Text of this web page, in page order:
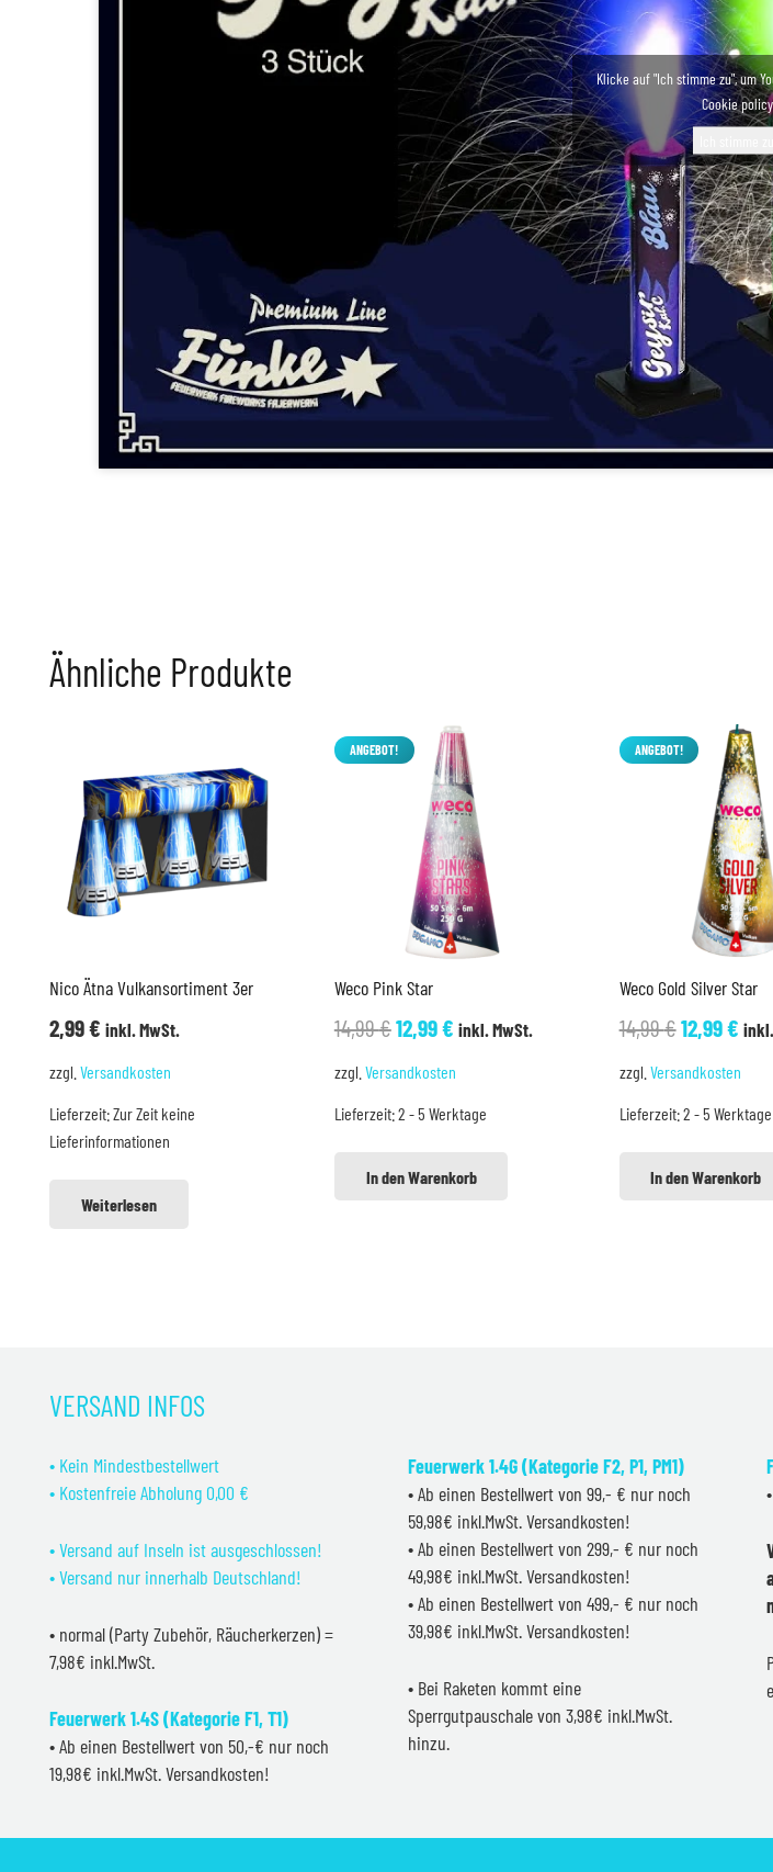
Klicke auf "Ich stimme zu", um
Cookie policy
Ähnliche Produkte
Nico Ätna Vulkansortiment 3er
2,99€ inkl. MwSt.
zzgl. Versandkosten
Lieferzeit:Zur Zeit keine
Lieferinformationen
Weiterlesen
ANGEBOT!
Weco Pink Star
14,99€Ursprünglicher
Preis
14,99 €
12,99€Aktueller
12,99 €.
inkl. MwSt.
zzgl. Versandkosten
Lieferzeit:2 - 5 Werktage
In den Warenkorb
ANGEBOT!
Weco Gold Silver Star
14,99€
Preis
14,99 €
12,99€
zzgl. Versandkosten
Lieferzeit:2 - 5 Werktage
In den Warenkorb
VERSAND INFOS
• Kein Mindestbestellwert
• Kostenfreie Abholung 0,00 €
• Versand auf Inseln ist ausgeschlossen!
• Versand nur innerhalb Deutschland!
• normal (Party Zubehör, Räucherkerzen) =
7,98€ inkl.MwSt.
Feuerwerk 1.4S (Kategorie F1, T1)
• Ab einen Bestellwert von 50,-€ nur noch
19,98€ inkl.MwSt. Versandkosten!
Feuerwerk 1.4G (Kategorie F2, P1, PM1)
• Ab einen Bestellwert von 99,- € nur noch
59,98€ inkl.MwSt. Versandkosten!
• Ab einen Bestellwert von 299,- € nur noch
49,98€ inkl.MwSt. Versandkosten!
• Ab einen Bestellwert von 499,- € nur noch
39,98€ inkl.MwSt. Versandkosten!
• Bei Raketen kommt eine
Sperrgutpauschale von 3,98€ inkl.MwSt.
hinzu.